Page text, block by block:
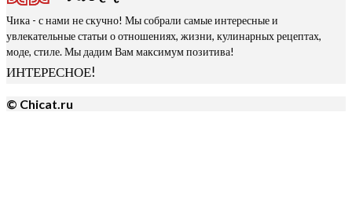
Чика - с нами не скучно! Мы собрали самые интересные и
увлекательные статьи о отношениях, жизни, кулинарных рецептах,
моде, стиле. Мы дадим Вам максимум позитива!
ИНТЕРЕСНОЕ!
© Chicat.ru